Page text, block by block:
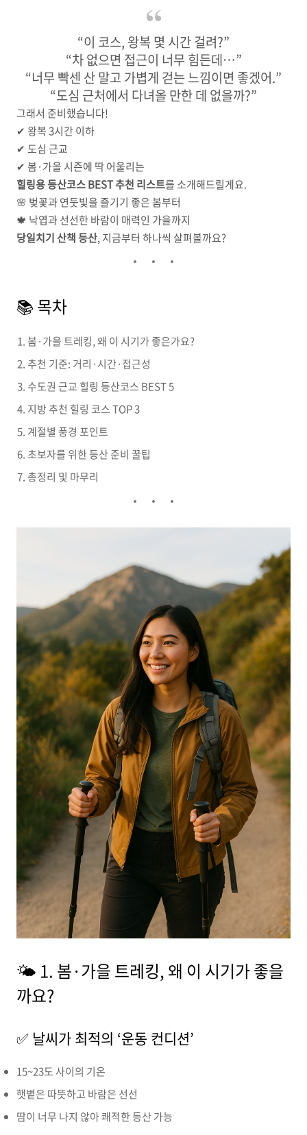
“이 코스, 왕복 몇 시간 걸려?”
“차 없으면 접근이 너무 힘든데…”
“너무 빡센 산 말고 가볍게 걷는 느낌이면 좋겠어.”
“도심 근처에서 다녀올 만한 데 없을까?”
그래서 준비했습니다!
✔ 왕복 3시간 이하
✔ 도심 근교
✔ 봄·가을 시즌에 딱 어울리는
힐링용 등산코스 BEST 추천 리스트를 소개해드릴게요.
🌸 벚꽃과 연둣빛을 즐기기 좋은 봄부터
🍁 낙엽과 선선한 바람이 매력인 가을까지
당일치기 산책 등산, 지금부터 하나씩 살펴볼까요?
📚 목차
봄·가을 트레킹, 왜 이 시기가 좋은가요?
추천 기준: 거리·시간·접근성
수도권 근교 힐링 등산코스 BEST 5
지방 추천 힐링 코스 TOP 3
계절별 풍경 포인트
초보자를 위한 등산 준비 꿀팁
총정리 및 마무리
🌤️ 1. 봄·가을 트레킹, 왜 이 시기가 좋을
까요?
✅ 날씨가 최적의 ‘운동 컨디션’
15~23도 사이의 기온
햇볕은 따뜻하고 바람은 선선
땀이 너무 나지 않아 쾌적한 등산 가능